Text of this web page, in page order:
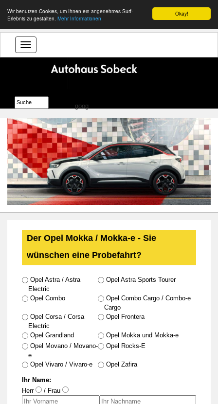
Okay!
Wir benutzen Cookies, um Ihnen ein angenehmes Surf-
Erlebnis zu gestalten. Mehr Informationen
goog
Der Opel Mokka / Mokka-e - Sie
wünschen eine Probefahrt?
Opel Astra / Astra
Electric
Opel Astra Sports Tourer
Opel Combo
Opel Combo Cargo / Combo-e
Cargo
Opel Corsa / Corsa
Electric
Opel Frontera
Opel Grandland
Opel Mokka und Mokka-e
Opel Movano / Movano-
e
Opel Rocks-E
Opel Vivaro / Vivaro-e Opel Zafira
Ihr Name:
Herr
/ Frau